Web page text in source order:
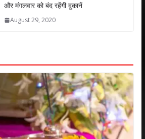
और मंगलवार को बंद रहेंगी दुकानें
August 29, 2020